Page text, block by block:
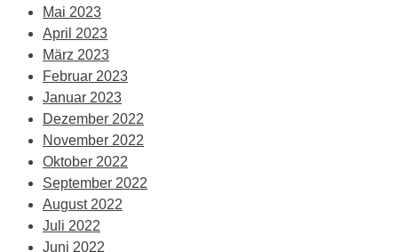
Mai 2023
April 2023
März 2023
Februar 2023
Januar 2023
Dezember 2022
November 2022
Oktober 2022
September 2022
August 2022
Juli 2022
Juni 2022